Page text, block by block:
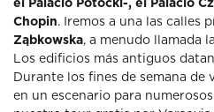
el Palacio Potocki-, el Palacio
Chopin. Iremos a una las calles
Ząbkowska, a menudo llamada la
Los edificios más antiguos
Durante los fines de semana de
en un escenario para